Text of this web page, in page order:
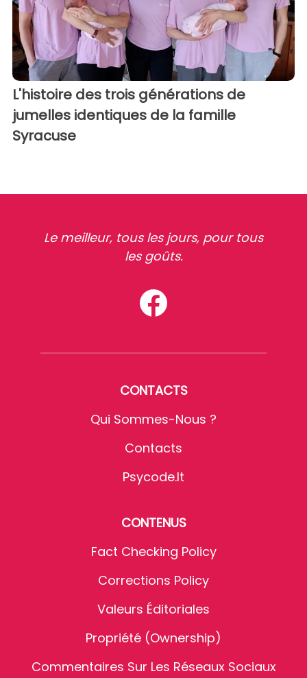
L'histoire des trois générations de
jumelles identiques de la famille
Syracuse
Le meilleur, tous les jours, pour tous
les goûts.
CONTACTS
Qui Sommes-Nous ?
Contacts
Psycode.it
CONTENUS
Fact Checking Policy
Corrections Policy
Valeurs Éditoriales
Propriété (Ownership)
Commentaires Sur Les Réseaux Sociaux